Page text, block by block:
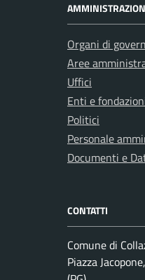
Organi di
Aree
Uffici
Enti e
Politici
Personale
Documenti e
CONTATTI
Comune di
Piazza